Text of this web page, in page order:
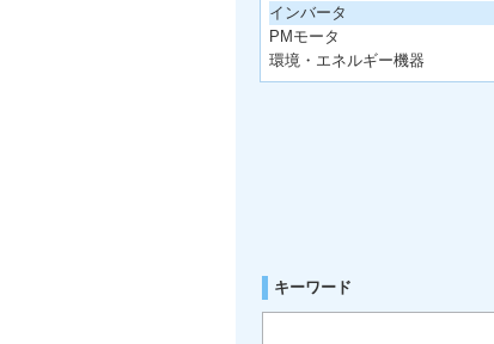
インバータ
PMモータ
環境・エネルギー機器
キーワード